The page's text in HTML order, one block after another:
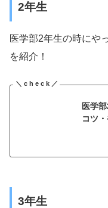
2年生
医学部2年生の時にや
を紹介！
医学
コツ
3年生